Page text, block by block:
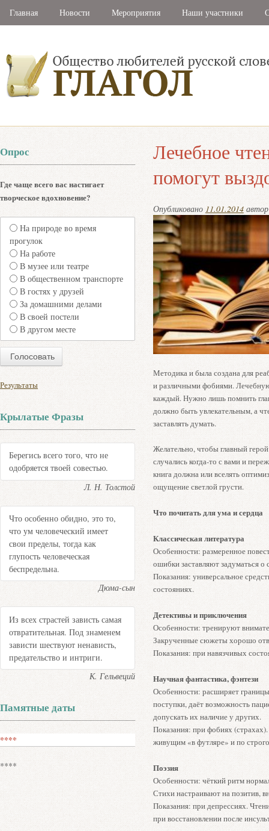
Главная Новости Мероприятия Наши участники
Лечебное
помогут
Опубликовано 11.01.2014
Методика и была создана для
и различными фобиями.
каждый. Нужно лишь помнить
должно быть увлекательным, а
заставлять думать.
Желательно, чтобы главный
случались когда-то с вами и
книга должна или вселять
ощущение светлой грусти.
Что почитать для ума и сердца
Классическая литература
Особенности: размеренное
ошибки заставляют задуматься о
Показания: универсальное
состояниях.
Детективы и приключения
Особенности: тренируют
Закрученные сюжеты хорошо
Показания: при навязчивых
Научная фантастика, фэнтези
Особенности: расширяет
поступки, даёт возможность
допускать их наличие у других.
Показания: при фобиях
живущим «в футляре» и по
Поэзия
Особенности: чёткий ритм
Стихи настраивают на позитив,
Показания: при депрессиях.
при восстановлении после
Опрос
Где чаще всего вас настигает
творческое вдохновение?
На природе во время
прогулок
На работе
В музее или театре
В общественном транспорте
В гостях у друзей
За домашними делами
В своей постели
В другом месте
Результаты
Крылатые Фразы
Берегись всего того, что не
одобряется твоей совестью.
Л. Н. Толстой
Что особенно обидно, это то,
что ум человеческий имеет
свои пределы, тогда как
глупость человеческая
беспредельна.
Дюма-сын
Из всех страстей зависть самая
отвратительная. Под знаменем
зависти шествуют ненависть,
предательство и интриги.
К. Гельвеций
Памятные даты
****
****